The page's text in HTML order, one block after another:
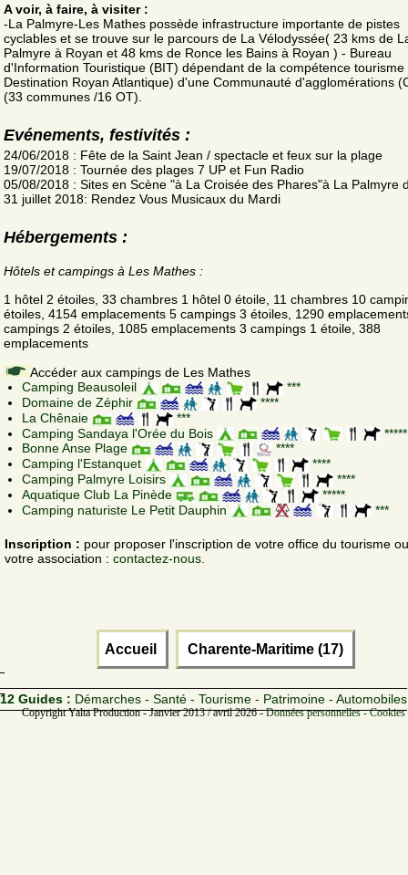
A voir, à faire, à visiter :
-La Palmyre-Les Mathes possède infrastructure importante de pistes
cyclables et se trouve sur le parcours de La Vélodyssée( 23 kms de
Palmyre à Royan et 48 kms de Ronce les Bains à Royan ) - Bureau
d'Information Touristique (BIT) dépendant de la compétence tourisme
Destination Royan Atlantique) d'une Communauté d'agglomérations
(33 communes /16 OT).
Evénements, festivités :
24/06/2018 : Fête de la Saint Jean / spectacle et feux sur la plage
19/07/2018 : Tournée des plages 7 UP et Fun Radio
05/08/2018 : Sites en Scène "à La Croisée des Phares"à La Palmyre
31 juillet 2018: Rendez Vous Musicaux du Mardi
Hébergements :
Hôtels et campings à Les Mathes :
1 hôtel 2 étoiles, 33 chambres 1 hôtel 0 étoile, 11 chambres 10
étoiles, 4154 emplacements 5 campings 3 étoiles, 1290
campings 2 étoiles, 1085 emplacements 3 campings 1 étoile, 388
emplacements
Accéder aux campings de Les Mathes
Camping Beausoleil
***
Domaine de Zéphir
****
La Chênaie
***
Camping Sandaya l'Orée du Bois
*****
Bonne Anse Plage
****
Camping l'Estanquet
****
Camping Palmyre Loisirs
****
Aquatique Club La Pinède
*****
Camping naturiste Le Petit Dauphin
***
Inscription : pour proposer l'inscription de votre office du tourisme
votre association : contactez-nous.
Accueil Charente-Maritime (17)
12 Guides : Démarches - Santé - Tourisme - Patrimoine - Automobiles
Copyright Yalta Production - Janvier 2013 / avril 2026 -Données personnelles -